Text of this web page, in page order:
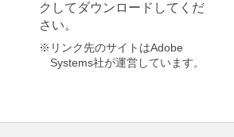
クしてダウンロードしてくだ
さい。
※リンク先のサイトはAdobe
Systems社が運営しています。